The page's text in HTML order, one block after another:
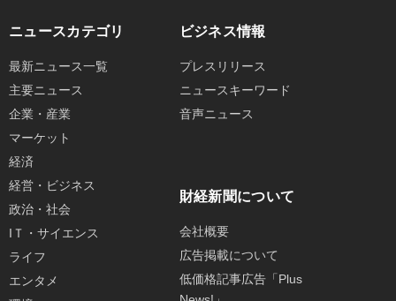
ニュースカテゴリ
最新ニュース一覧
主要ニュース
企業・産業
マーケット
経済
経営・ビジネス
政治・社会
IＴ・サイエンス
ライフ
エンタメ
ビジネス情報
プレスリリース
ニュースキーワード
音声ニュース
財経新聞について
会社概要
広告掲載について
低価格記事広告「Plus